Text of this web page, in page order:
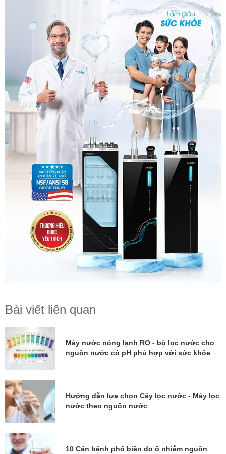
Bài viết liên quan
Máy nước nóng lạnh RO - bộ lọc nước cho
nguồn nước có pH phù hợp với sức khỏe
Hướng dẫn lựa chọn Cây lọc nước - Máy lọc
nước theo nguồn nước
10 Căn bệnh phổ biến do ô nhiễm nguồn